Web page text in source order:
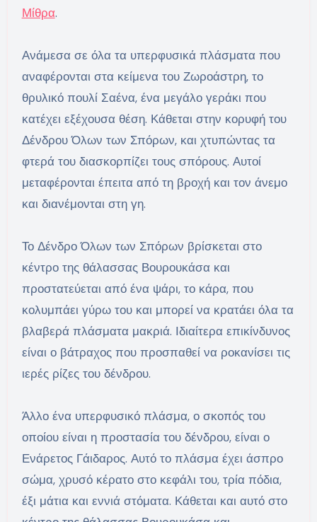
Μίθρα.
Ανάμεσα σε όλα τα υπερφυσικά πλάσματα που
αναφέρονται στα κείμενα του Ζωροάστρη, το
θρυλικό πουλί Σαένα, ένα μεγάλο γεράκι που
κατέχει εξέχουσα θέση. Κάθεται στην κορυφή του
Δένδρου Όλων των Σπόρων, και χτυπώντας τα
φτερά του διασκορπίζει τους σπόρους. Αυτοί
μεταφέρονται έπειτα από τη βροχή και τον άνεμο
και διανέμονται στη γη.
Το Δένδρο Όλων των Σπόρων βρίσκεται στο
κέντρο της θάλασσας Βουρουκάσα και
προστατεύεται από ένα ψάρι, το κάρα, που
κολυμπάει γύρω του και μπορεί να κρατάει όλα τα
βλαβερά πλάσματα μακριά. Ιδιαίτερα επικίνδυνος
είναι ο βάτραχος που προσπαθεί να ροκανίσει τις
ιερές ρίζες του δένδρου.
Άλλο ένα υπερφυσικό πλάσμα, ο σκοπός του
οποίου είναι η προστασία του δένδρου, είναι ο
Ενάρετος Γάιδαρος. Αυτό το πλάσμα έχει άσπρο
σώμα, χρυσό κέρατο στο κεφάλι του, τρία πόδια,
έξι μάτια και εννιά στόματα. Κάθεται και αυτό στο